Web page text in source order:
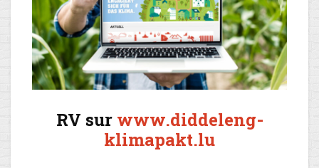
RV sur www.diddeleng-
klimapakt.lu